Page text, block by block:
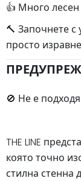
👍 Много
🔨 Започнете с
просто
🚫 Не е
THE LINE
която точно
стилна стенна